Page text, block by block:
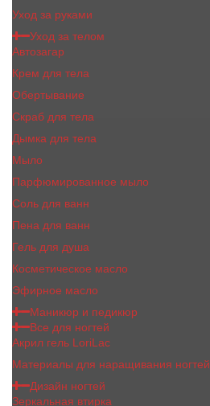
Уход за руками
Уход за телом
Автозагар
Крем для тела
Обертывание
Скраб для тела
Дымка для тела
Мыло
Парфюмированное мыло
Соль для ванн
Пена для ванн
Гель для душа
Косметическое масло
Эфирное масло
Маникюр и педикюр
Все для ногтей
Акрил гель LoriLac
Материалы для наращивания ногтей
Дизайн ногтей
Зеркальная втирка